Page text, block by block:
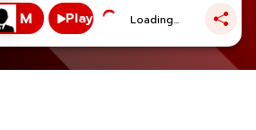
Play Loading...